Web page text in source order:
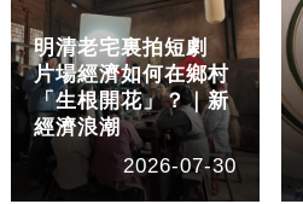
明清老宅裏拍短劇
片場經濟如何在鄉村
「生根開花」？｜新
經濟浪潮
2026-07-30